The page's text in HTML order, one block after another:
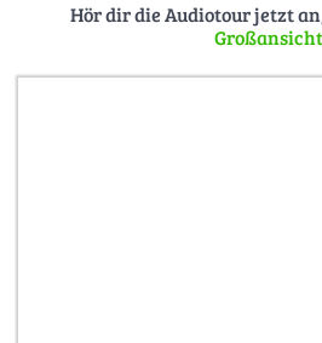
Hör dir die Audiotour jetzt
Großansicht